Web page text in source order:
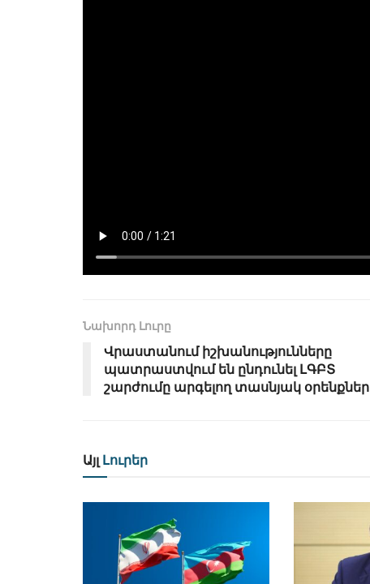
Նախորդ Լուրը
Վրաստանում իշխանությունները
պատրաստվում են ընդունել ԼԳԲՏ
շարժումը արգելող տասնյակ օրենքներ
Այլ Լուրեր